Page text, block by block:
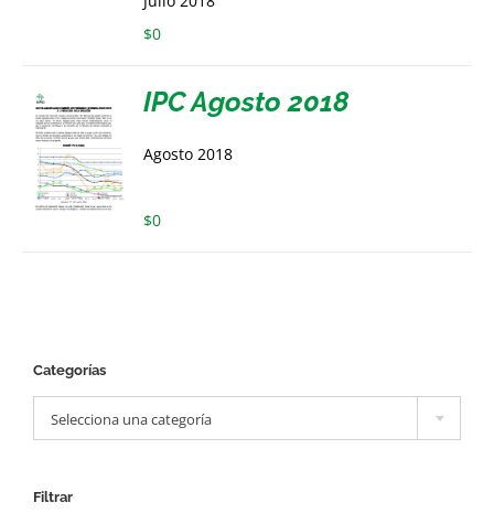
$0
IPC Agosto 2018
Agosto 2018
$0
Categorías
Selecciona una categoría
Filtrar